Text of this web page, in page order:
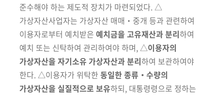
준수해야 하는 제도적 장치가 마련되었다. △
가상자산사업자는 가상자산 매매‧중개 등과 관련하여
이용자로부터 예치받은 예치금을 고유재산과 분리하여
예치 또는 신탁하여 관리하여야 하며, △이용자의
가상자산을 자기소유 가상자산과 분리하여 보관하여야
한다. △이용자가 위탁한 동일한 종류‧수량의
가상자산을 실질적으로 보유하되, 대통령령으로 정하는